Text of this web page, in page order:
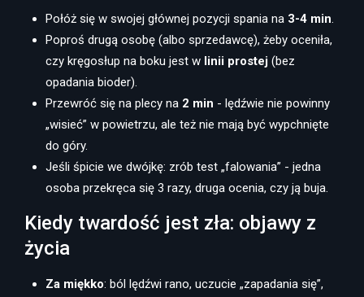
Połóż się w swojej głównej pozycji spania na 3-4 min.
Poproś drugą osobę (albo sprzedawcę), żeby oceniła,
czy kręgosłup na boku jest w linii prostej (bez
opadania bioder).
Przewróć się na plecy na 2 min - lędźwie nie powinny
„wisieć” w powietrzu, ale też nie mają być wypchnięte
do góry.
Jeśli śpicie we dwójkę: zrób test „falowania” - jedna
osoba przekręca się 3 razy, druga ocenia, czy ją buja.
Kiedy twardość jest zła: objawy z
życia
Za miękko: ból lędźwi rano, uczucie „zapadania się”,